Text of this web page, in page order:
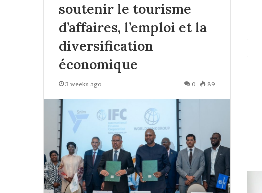
soutenir le tourisme
d’affaires, l’emploi et la
diversification
économique
3 weeks ago 0 89